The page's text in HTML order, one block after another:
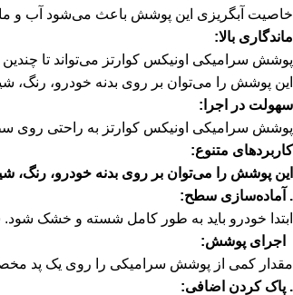
خاصیت آبگریزی این پوشش باعث می‌شود آب و
ماندگاری بالا:
پوشش سرامیکی اونیکس کوارتز می‌تواند تا
این پوشش را می‌توان بر روی بدنه خودرو، رنگ،
سهولت در اجرا:
پوشش سرامیکی اونیکس کوارتز به راحتی روی
کاربردهای متنوع:
این پوشش را می‌توان بر روی بدنه خودرو، رنگ،
. آماده‌سازی سطح:
ابتدا خودرو باید به طور کامل شسته و خشک شود.
اجرای پوشش:
مقدار کمی از پوشش سرامیکی را روی یک پد
. پاک کردن اضافی: